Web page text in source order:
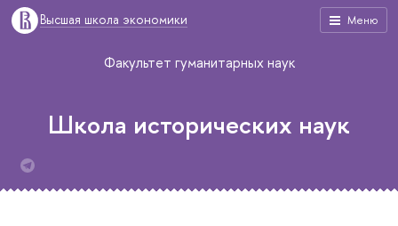
Меню
Высшая школа экономики
Факультет гуманитарных наук
Школа исторических наук